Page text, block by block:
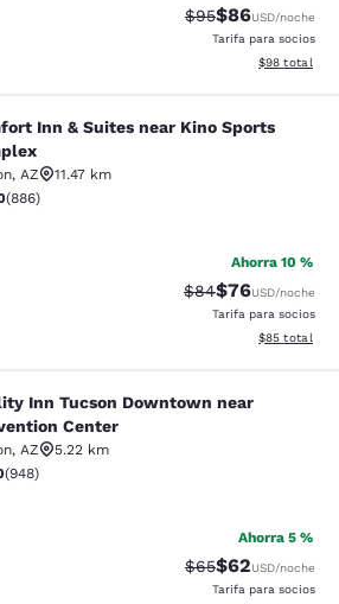
Precio tachado:
$95Precio con
$86USD/noche
Tarifa para socios
Ver detalles
$98 total
Suites near Kino
Inn & Suites near Kino Sports
, AZ
11.47 km
de 4.05 estrellas. Muy bueno. 886 reseñas
(886)
Ahorra 10 %
Precio tachado:
$84Precio con
$76USD/noche
Tarifa para socios
Ver detalles
$85 total
Downtown near
Inn Tucson Downtown near
Center
, AZ
5.22 km
de 3 estrellas. Feria. 948 reseñas
(948)
Ahorra 5 %
Precio tachado:
$65Precio con
$62USD/noche
Tarifa para socios